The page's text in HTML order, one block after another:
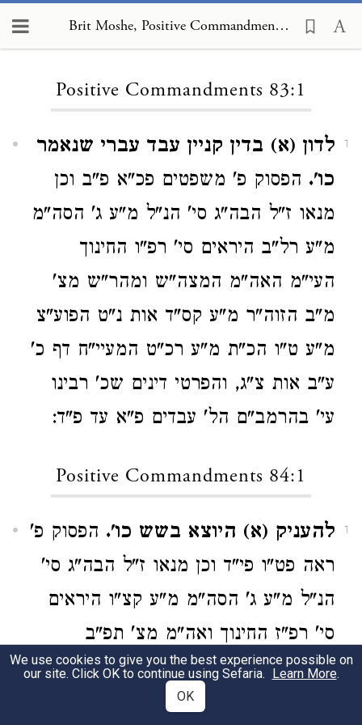
Brit Moshe, Positive Commandments 83:1
Positive Commandments 83:1
1
לדון (א) בדין קניין עבד עברי שנאמר
כו'. הפסוק פ' משפטים פכ"א פ"ב וכן
מנאו ז"ל הבה"ג סי' הנ"ל מ"ע ג' הסה"מ
מ"ע רל"ב היראים סי' רפ"ו החינוך
העי"מ האה"מ המצה"ש ומהר"ש מצ'
מ"ב הזוה"ר מ"ע קס"ד אות נ"ט הפוע"צ
מ"ע ט"ו הכ"ת מ"ע רכ"ט המעיי"ח דף כ'
ע"ב אות צ"ג, והפרטי דינים שכ' רבינו
עי' בהרמב"ם הל' עבדים פ"א עד פ"ד:
Positive Commandments 84:1
1 להעניק (א) היוצא בשש כו'. הפסוק פ'
ראה פט"ו פי"ד וכן מנאו ז"ל הבה"ג סי'
הנ"ל מ"ע ג' הסה"מ מ"ע קצ"ו היראים
סי' רפ"ז החינוך ואה"מ מצ' תפ"ב
הזוה"ר מ"ע ע"ו אות ל"ח הפוע"צ מ"ע ר'
הכ"ת מ"ע רמ"ה העי"מ המצה"ש
We use cookies to give you the best experience possible on
our site. Click OK to continue using Sefaria. Learn More.
OK